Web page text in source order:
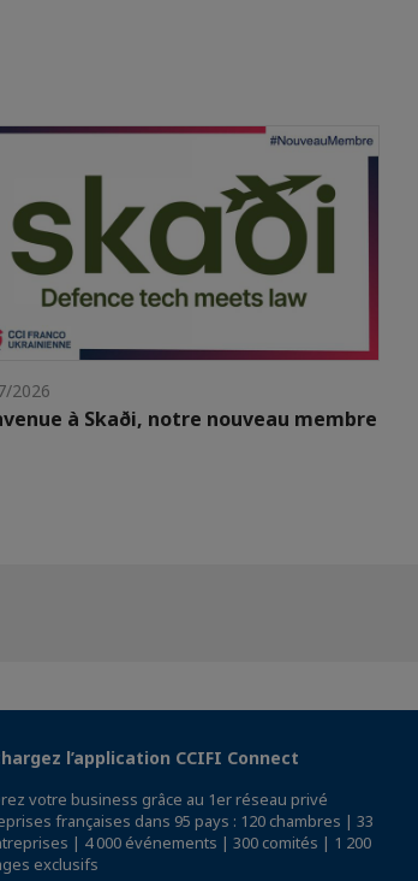
2026
à Skaði, notre nouveau membre
l’application CCIFI Connect
votre business grâce au 1er réseau privé
françaises dans 95 pays : 120 chambres | 33
| 4 000 événements | 300 comités | 1 200
exclusifs